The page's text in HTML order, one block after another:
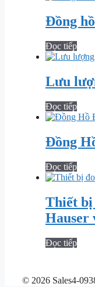
Đồng
Đọc tiếp
Lưu
Đọc tiếp
Đồng
Đọc tiếp
Thiết bị
Hauser
Đọc tiếp
© 2026 Sales4-